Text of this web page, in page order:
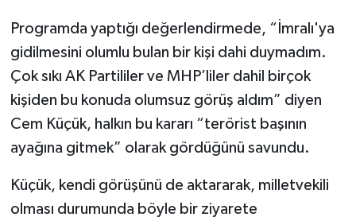
Programda yaptığı değerlendirmede, “İmralı'ya
gidilmesini olumlu bulan bir kişi dahi duymadım.
Çok sıkı AK Partililer ve MHP’liler dahil birçok
kişiden bu konuda olumsuz görüş aldım” diyen
Cem Küçük, halkın bu kararı “terörist başının
ayağına gitmek” olarak gördüğünü savundu.
Küçük, kendi görüşünü de aktararak, milletvekili
olması durumunda böyle bir ziyarete